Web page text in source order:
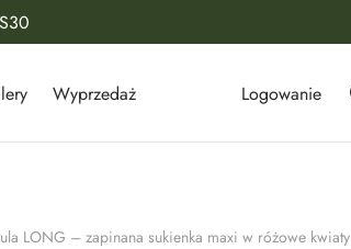
Wyprzedaż Logowanie
LONG – zapinana sukienka maxi w różowe kwiaty